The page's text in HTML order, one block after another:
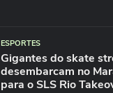
ESPORTES
Gigantes do skate
desembarcam no
para o SLS Rio